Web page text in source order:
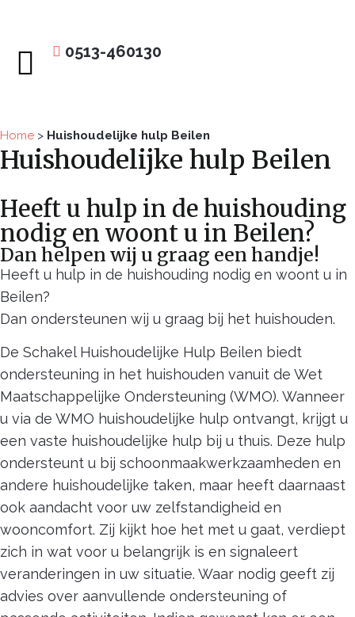
0513-460130
Home > Huishoudelijke hulp Beilen
Huishoudelijke hulp Beilen
Heeft u hulp in de huishouding
nodig en woont u in Beilen?
Dan helpen wij u graag een handje!
Heeft u hulp in de huishouding nodig en woont u in
Beilen?
Dan ondersteunen wij u graag bij het huishouden.
De Schakel Huishoudelijke Hulp Beilen biedt
ondersteuning in het huishouden vanuit de Wet
Maatschappelijke Ondersteuning (WMO). Wanneer
u via de WMO huishoudelijke hulp ontvangt, krijgt u
een vaste huishoudelijke hulp bij u thuis. Deze hulp
ondersteunt u bij schoonmaakwerkzaamheden en
andere huishoudelijke taken, maar heeft daarnaast
ook aandacht voor uw zelfstandigheid en
wooncomfort. Zij kijkt hoe het met u gaat, verdiept
zich in wat voor u belangrijk is en signaleert
veranderingen in uw situatie. Waar nodig geeft zij
advies over aanvullende ondersteuning of